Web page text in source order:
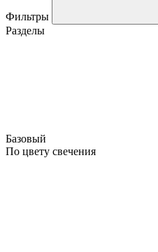
Фильтры
Разделы
Базовый
По цвету свечения